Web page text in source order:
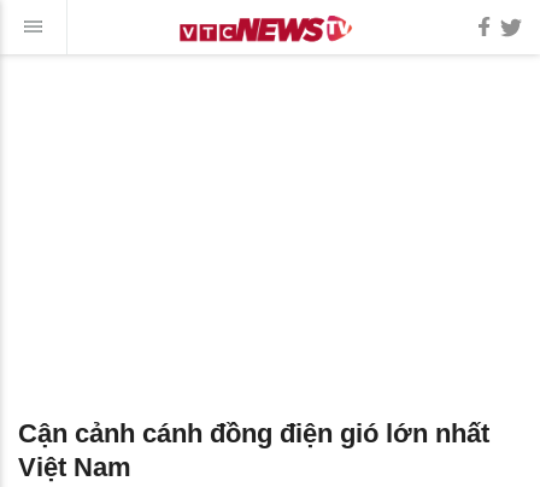
Cận cảnh cánh đồng điện gió lớn nhất
Việt Nam